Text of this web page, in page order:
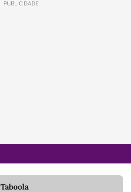
PUBLICIDADE